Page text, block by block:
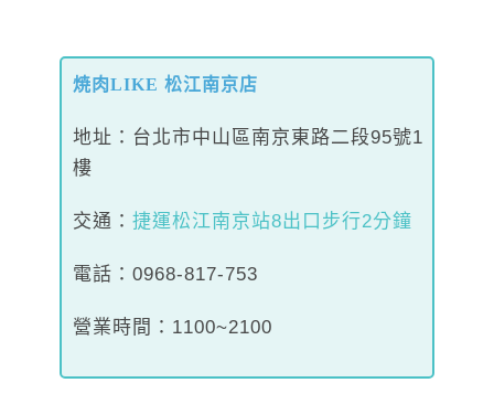
焼肉LIKE 松江南京店
地址：台北市中山區南京東路二段95號1
樓
交通： 捷運松江南京站8出口步行2分鐘
電話：0968-817-753
營業時間：1100~2100